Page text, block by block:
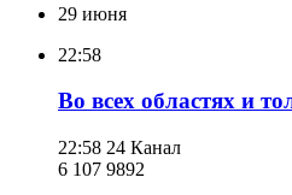
29 июня
22:58
Во всех областях и
22:58 24 Канал
6 107 9892